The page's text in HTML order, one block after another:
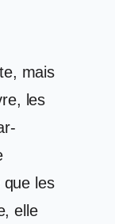
mais
les
que les
elle